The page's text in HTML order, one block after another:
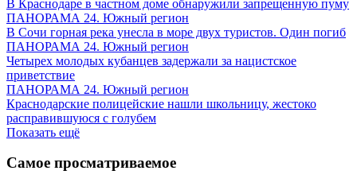
В Краснодаре в частном доме обнаружили запрещенную пуму
ПАНОРАМА 24. Южный регион
В Сочи горная река унесла в море двух туристов. Один погиб
ПАНОРАМА 24. Южный регион
Четырех молодых кубанцев задержали за нацистское
приветствие
ПАНОРАМА 24. Южный регион
Краснодарские полицейские нашли школьницу, жестоко
расправившуюся с голубем
Показать ещё
Самое просматриваемое